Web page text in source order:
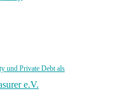
und Private Debt als
e.V.